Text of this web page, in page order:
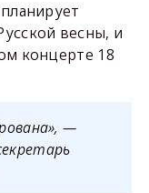
весны, и
концерте 18
—